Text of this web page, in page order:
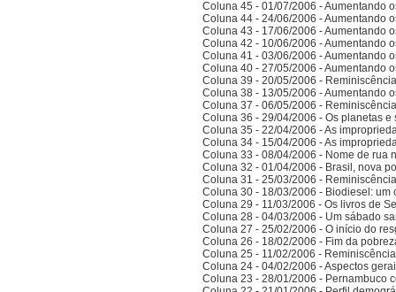
Coluna 45 - 01/07/2006 - Aumentando
Coluna 44 - 24/06/2006 - Aumentando
Coluna 43 - 17/06/2006 - Aumentando
Coluna 42 - 10/06/2006 - Aumentando
Coluna 41 - 03/06/2006 - Aumentando
Coluna 40 - 27/05/2006 - Aumentando
Coluna 39 - 20/05/2006 -
Coluna 38 - 13/05/2006 - Aumentando
Coluna 37 - 06/05/2006 -
Coluna 36 - 29/04/2006 - Os planetas e
Coluna 35 - 22/04/2006 - As
Coluna 34 - 15/04/2006 - As
Coluna 33 - 08/04/2006 - Nome de rua
Coluna 32 - 01/04/2006 - Brasil, nova
Coluna 31 - 25/03/2006 -
Coluna 30 - 18/03/2006 - Biodiesel:
Coluna 29 - 11/03/2006 - Os livros de
Coluna 28 - 04/03/2006 - Um sábado
Coluna 27 - 25/02/2006 - O início do
Coluna 26 - 18/02/2006 - Fim da
Coluna 25 - 11/02/2006 -
Coluna 24 - 04/02/2006 - Aspectos
Coluna 23 - 28/01/2006 - Pernambuco